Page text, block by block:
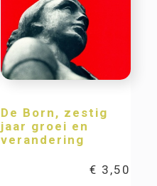
De Born, zestig
jaar groei en
verandering
€ 3,50